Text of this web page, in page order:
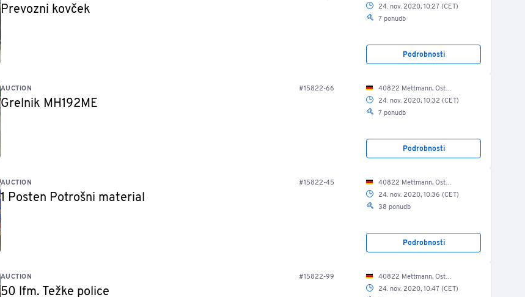
Prevozni kovček
24. nov. 2020, 10:27 (CET)
7 ponudb
Podrobnosti
AUCTION #15822-66
Grelnik MH192ME
40822 Mettmann, Ost Str. 17-21/ EG/ Lagerhalle
24. nov. 2020, 10:32 (CET)
7 ponudb
Podrobnosti
AUCTION #15822-45
1 Posten Potrošni material
40822 Mettmann, Ost Str. 17-21/ EG/ Lagerhalle
24. nov. 2020, 10:36 (CET)
38 ponudb
Podrobnosti
AUCTION #15822-99
50 lfm. Težke police
40822 Mettmann, Ost Str. 17-21/ EG/ Lagerhalle
24. nov. 2020, 10:47 (CET)